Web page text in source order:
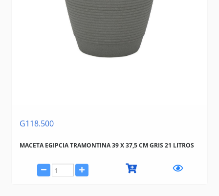
G118.500
MACETA EGIPCIA TRAMONTINA 39 X 37,5 CM GRIS 21 LITROS